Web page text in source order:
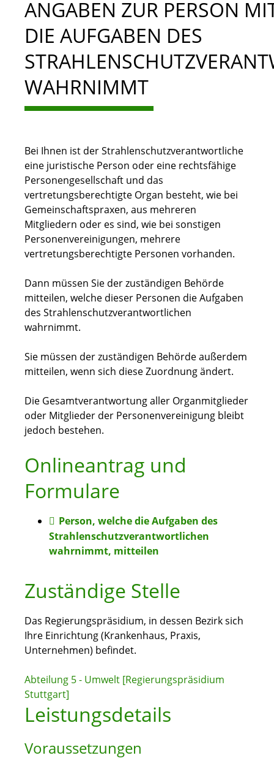
ANGABEN ZUR PERSON
DIE AUFGABEN DES
WAHRNIMMT
Bei Ihnen ist der Strahlenschutzverantwortliche
eine juristische Person oder eine rechtsfähige
Personengesellschaft und das
vertretungsberechtigte Organ besteht, wie bei
Gemeinschaftspraxen, aus mehreren
Mitgliedern oder es sind, wie bei sonstigen
Personenvereinigungen, mehrere
vertretungsberechtigte Personen vorhanden.
Dann müssen Sie der zuständigen Behörde
mitteilen, welche dieser Personen die Aufgaben
des Strahlenschutzverantwortlichen
wahrnimmt.
Sie müssen der zuständigen Behörde außerdem
mitteilen, wenn sich diese Zuordnung ändert.
Die Gesamtverantwortung aller Organmitglieder
oder Mitglieder der Personenvereinigung bleibt
jedoch bestehen.
Onlineantrag und
Formulare
Person, welche die Aufgaben des
Strahlenschutzverantwortlichen
wahrnimmt, mitteilen
Zuständige Stelle
Das Regierungspräsidium, in dessen Bezirk sich
Ihre Einrichtung (Krankenhaus, Praxis,
Unternehmen) befindet.
Abteilung 5 - Umwelt [Regierungspräsidium
Stuttgart]
Leistungsdetails
Voraussetzungen